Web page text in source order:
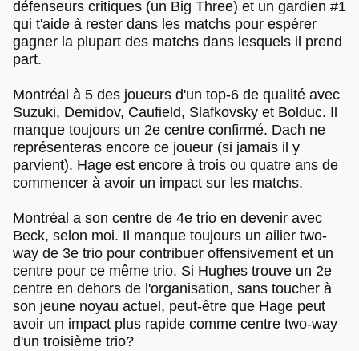
défenseurs critiques (un Big Three) et un gardien #1
qui t'aide à rester dans les matchs pour espérer
gagner la plupart des matchs dans lesquels il prend
part.
Montréal à 5 des joueurs d'un top-6 de qualité avec
Suzuki, Demidov, Caufield, Slafkovsky et Bolduc. Il
manque toujours un 2e centre confirmé. Dach ne
représenteras encore ce joueur (si jamais il y
parvient). Hage est encore à trois ou quatre ans de
commencer à avoir un impact sur les matchs.
Montréal a son centre de 4e trio en devenir avec
Beck, selon moi. Il manque toujours un ailier two-
way de 3e trio pour contribuer offensivement et un
centre pour ce même trio. Si Hughes trouve un 2e
centre en dehors de l'organisation, sans toucher à
son jeune noyau actuel, peut-être que Hage peut
avoir un impact plus rapide comme centre two-way
d'un troisième trio?